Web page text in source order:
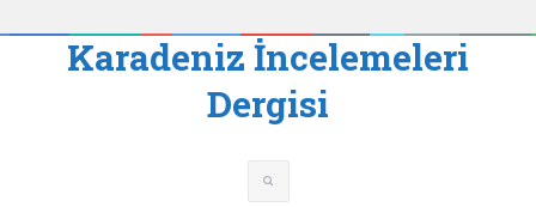
Karadeniz İncelemeleri
Dergisi